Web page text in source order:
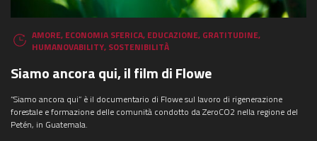
AMORE, ECONOMIA SFERICA, EDUCAZIONE, GRATITUDINE,
HUMANOVABILITY, SOSTENIBILITÀ
Siamo ancora qui, il film di Flowe
“Siamo ancora qui” è il documentario di Flowe sul lavoro di rigenerazione
forestale e formazione delle comunità condotto da ZeroCO2 nella regione del
Petén, in Guatemala.